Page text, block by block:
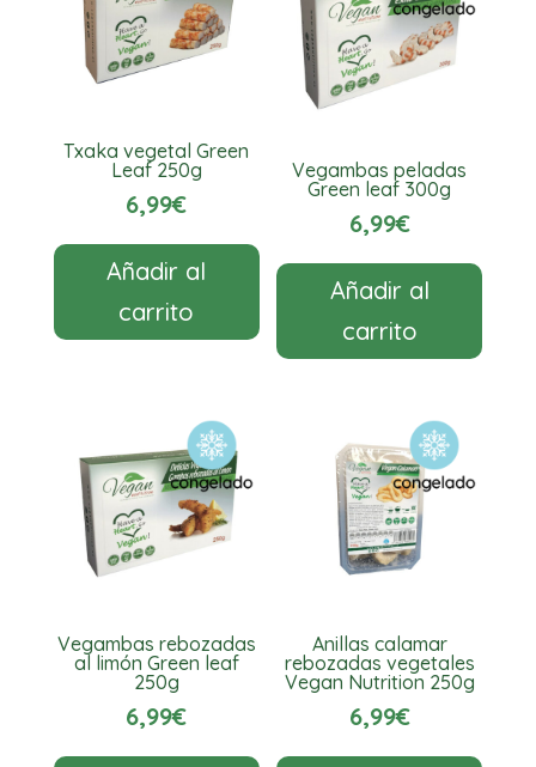
Txaka vegetal Green
Leaf 250g
6,99€
Añadir al
carrito
Vegambas peladas
Green leaf 300g
6,99€
Añadir al
carrito
Vegambas rebozadas
al limón Green leaf
250g
6,99€
Anillas calamar
rebozadas vegetales
Vegan Nutrition 250g
6,99€